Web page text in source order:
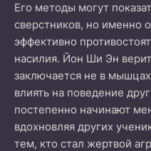
Его методы могут
сверстников, но именно
эффективно
насилия. Йон Ши Эн
заключается не в
влиять на поведение
постепенно начинают
вдохновляя других
тем, кто стал жертвой